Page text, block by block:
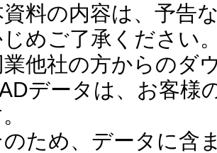
資料の内容は、予告
じめご了承ください
業他社の方からのダ
データは、お客様
ため、データに含